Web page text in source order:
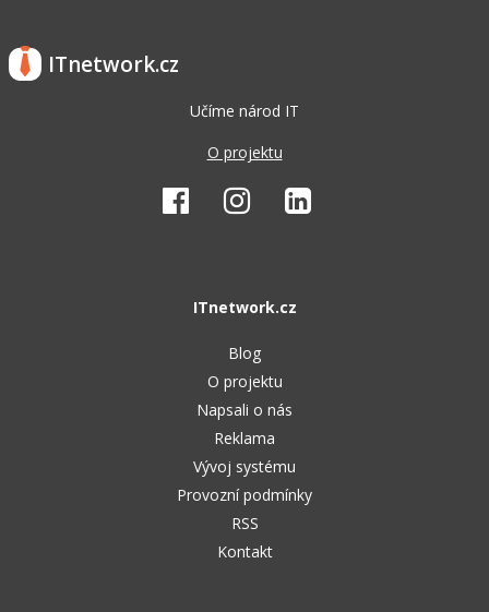
ITnetwork.cz
Učíme národ IT
O projektu
ITnetwork.cz
Blog
O projektu
Napsali o nás
Reklama
Vývoj systému
Provozní podmínky
RSS
Kontakt